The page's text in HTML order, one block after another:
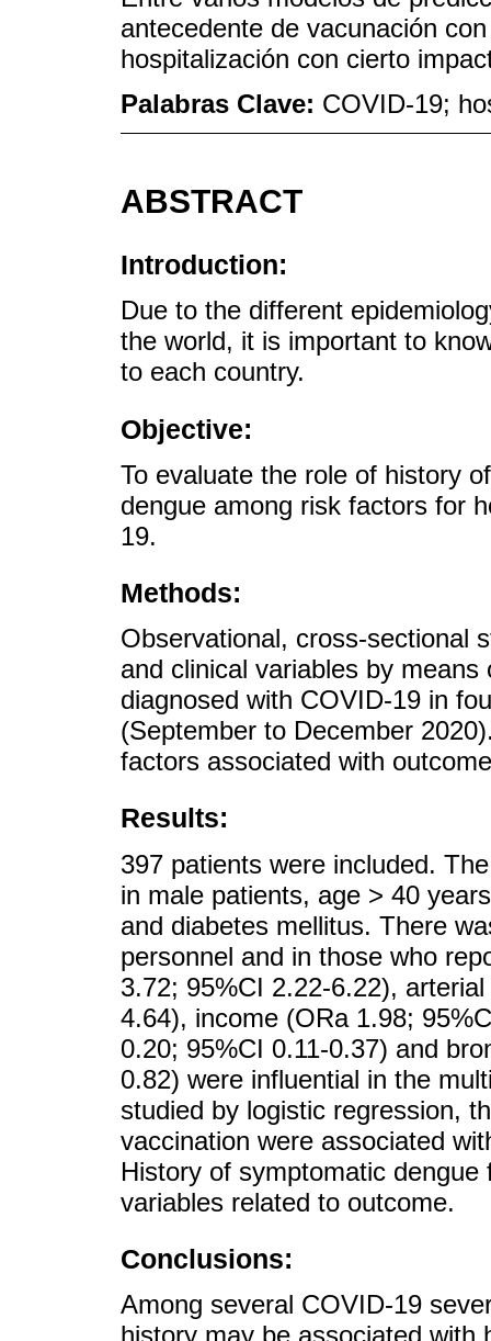
antecedente de vacunación
hospitalización con cierto
Palabras Clave: COVID-19;
ABSTRACT
Introduction:
Due to the different
the world, it is important to
to each country.
Objective:
To evaluate the role of history
dengue among risk factors for
19.
Methods:
Observational, cross-sectional
and clinical variables by
diagnosed with COVID-19 in
(September to December
factors associated with
Results:
397 patients were included.
in male patients, age > 40
and diabetes mellitus. There
personnel and in those who
3.72; 95%CI 2.22-6.22),
4.64), income (ORa 1.98;
0.20; 95%CI 0.11-0.37) and
0.82) were influential in the
studied by logistic regression,
vaccination were associated
History of symptomatic
variables related to outcome.
Conclusions:
Among several COVID-19
history may be associated with